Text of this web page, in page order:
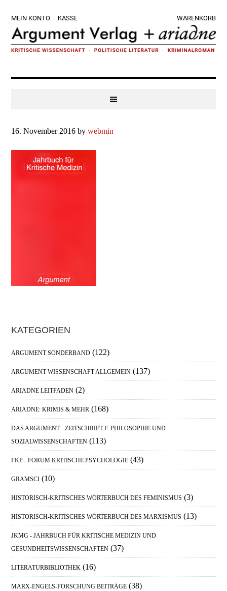
Hauptnavigation
springen
main
content
Hauptsidebar
springen
Fußzeile
springen
MEIN KONTO KASSE WARENKORB
16. November 2016 bywebmin
Haupt-
Sidebar
KATEGORIEN
ARGUMENT SONDERBAND (122)
ARGUMENT WISSENSCHAFT ALLGEMEIN (137)
ARIADNE LEITFADEN (2)
ARIADNE: KRIMIS & MEHR (168)
DAS ARGUMENT - ZEITSCHRIFT F. PHILOSOPHIE UND
SOZIALWISSENSCHAFTEN (113)
FKP - FORUM KRITISCHE PSYCHOLOGIE (43)
GRAMSCI (10)
HISTORISCH-KRITISCHES WÖRTERBUCH DES FEMINISMUS (3)
HISTORISCH-KRITISCHES WÖRTERBUCH DES MARXISMUS (13)
JKMG - JAHRBUCH FÜR KRITISCHE MEDIZIN UND
GESUNDHEITSWISSENSCHAFTEN (37)
LITERATURBIBLIOTHEK (16)
MARX-ENGELS-FORSCHUNG BEITRÄGE (38)